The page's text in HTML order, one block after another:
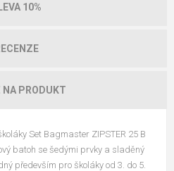
10%
NA PRODUKT
Set Bagmaster ZIPSTER 25 B
batoh se šedými prvky a sladěný
především pro školáky od 3. do 5.